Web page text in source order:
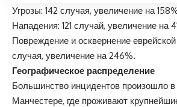
Угрозы: 142 случая, увеличение на
Нападения: 121 случай, увеличение на
Повреждение и осквернение
случая, увеличение на 246%.
Географическое распределение
Большинство инцидентов произошло
Манчестере, где проживают